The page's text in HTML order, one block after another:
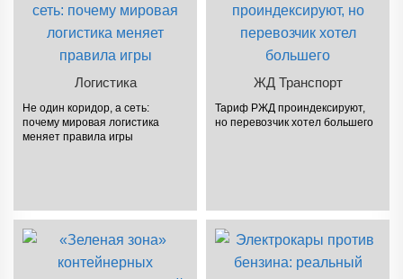
Логистика
Не один коридор, а сеть:
почему мировая логистика
меняет правила игры
ЖД Транспорт
Тариф РЖД проиндексируют,
но перевозчик хотел большего